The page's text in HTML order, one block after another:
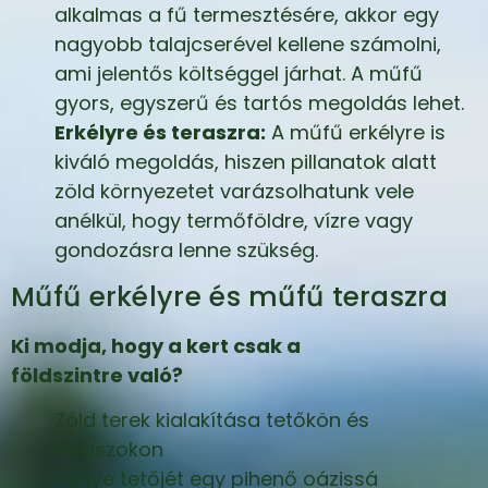
alkalmas a fű termesztésére, akkor egy
nagyobb talajcserével kellene számolni,
ami jelentős költséggel járhat. A műfű
gyors, egyszerű és tartós megoldás lehet.
Erkélyre és teraszra: A műfű erkélyre is
kiváló megoldás, hiszen pillanatok alatt
zöld környezetet varázsolhatunk vele
anélkül, hogy termőföldre, vízre vagy
gondozásra lenne szükség.
Műfű erkélyre és műfű teraszra
Ki modja, hogy a kert csak a
földszintre való?
Zöld terek kialakítása tetőkön és
teraszokon
Tegye tetőjét egy pihenő oázissá